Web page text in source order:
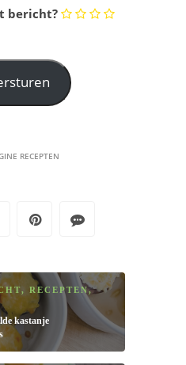
bericht?
RECEPTEN
,RECEPTEN,
kastanje